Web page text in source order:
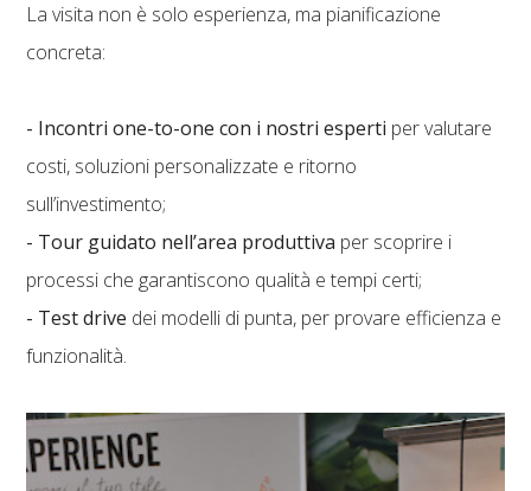
La visita non è solo esperienza, ma pianificazione
concreta:
- Incontri one-to-one con i nostri esperti per valutare
costi, soluzioni personalizzate e ritorno
sull’investimento;
- Tour guidato nell’area produttiva per scoprire i
processi che garantiscono qualità e tempi certi;
- Test drive dei modelli di punta, per provare efficienza e
funzionalità.